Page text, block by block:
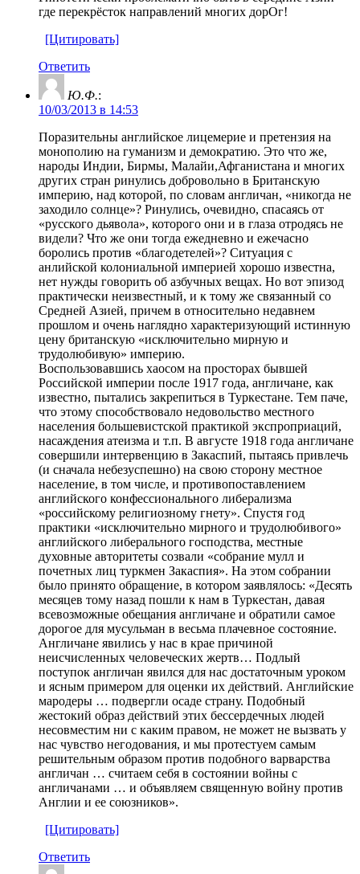
где перекрёсток направлений многих дорОг!
[Цитировать]
Ответить
Ю.Ф.:
10/03/2013 в 14:53
Поразительны английское лицемерие и претензия на
монополию на гуманизм и демократию. Это что же,
народы Индии, Бирмы, Малайи,Афганистана и многих
других стран ринулись добровольно в Британскую
империю, над которой, по словам англичан, «никогда не
заходило солнце»? Ринулись, очевидно, спасаясь от
«русского дьявола», которого они и в глаза отродясь не
видели? Что же они тогда ежедневно и ежечасно
боролись против «благодетелей»? Ситуация с
анлийской колониальной империей хорошо известна,
нет нужды говорить об азбучных вещах. Но вот эпизод
практически неизвестный, и к тому же связанный со
Средней Азией, причем в относительно недавнем
прошлом и очень наглядно характеризующий истинную
цену британскую «исключительно мирную и
трудолюбивую» империю.
Воспользовавшись хаосом на просторах бывшей
Российской империи после 1917 года, англичане, как
известно, пытались закрепиться в Туркестане. Тем паче,
что этому способствовало недовольство местного
населения большевистской практикой экспроприаций,
насаждения атеизма и т.п. В августе 1918 года англичане
совершили интервенцию в Закаспий, пытаясь привлечь
(и сначала небезуспешно) на свою сторону местное
население, в том числе, и противопоставлением
английского конфессионального либерализма
«российскому религиозному гнету». Спустя год
практики «исключительно мирного и трудолюбивого»
английского либерального господства, местные
духовные авторитеты созвали «собрание мулл и
почетных лиц туркмен Закаспия». На этом собрании
было принято обращение, в котором заявлялось: «Десять
месяцев тому назад пошли к нам в Туркестан, давая
всевозможные обещания англичане и обратили самое
дорогое для мусульман в весьма плачевное состояние.
Англичане явились у нас в крае причиной
неисчисленных человеческих жертв… Подлый
поступок англичан явился для нас достаточным уроком
и ясным примером для оценки их действий. Английские
мародеры … подвергли осаде страну. Подобный
жестокий образ действий этих бессердечных людей
несовместим ни с каким правом, не может не вызвать у
нас чувство негодования, и мы протестуем самым
решительным образом против подобного варварства
англичан … считаем себя в состоянии войны с
англичанами … и объявляем священную войну против
Англии и ее союзников».
[Цитировать]
Ответить